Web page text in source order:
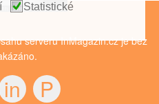
serveru InMagazin.cz je bez
in P
Statistické